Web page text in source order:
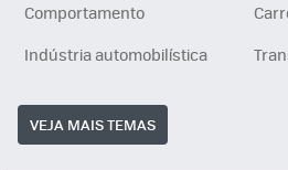
Comportamento
Indústria automobilística
VEJA MAIS TEMAS